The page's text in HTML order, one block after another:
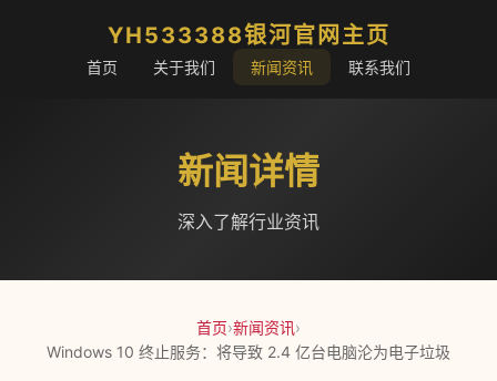
YH533388银河官网主页
首页 关于我们 新闻资讯 联系我们
新闻详情
深入了解行业资讯
首页›新闻资讯›
Windows 10 终止服务：将导致 2.4 亿台电脑沦为电子垃圾